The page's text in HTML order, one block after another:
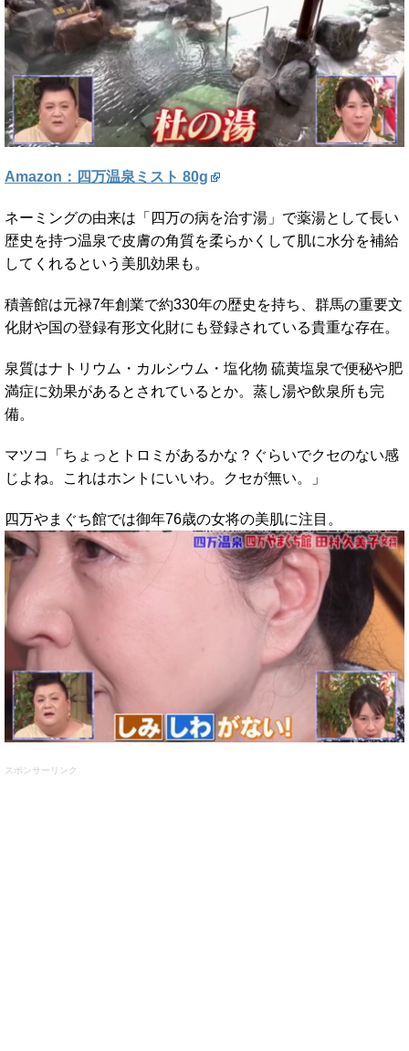
Amazon：四万温泉ミスト 80g
ネーミングの由来は「四万の病を治す湯」で薬湯として長い
歴史を持つ温泉で皮膚の角質を柔らかくして肌に水分を補給
してくれるという美肌効果も。
積善館は元禄7年創業で約330年の歴史を持ち、群馬の重要文
化財や国の登録有形文化財にも登録されている貴重な存在。
泉質はナトリウム・カルシウム・塩化物 硫黄塩泉で便秘や肥
満症に効果があるとされているとか。蒸し湯や飲泉所も完
備。
マツコ「ちょっとトロミがあるかな？ぐらいでクセのない感
じよね。これはホントにいいわ。クセが無い。」
四万やまぐち館では御年76歳の女将の美肌に注目。
スポンサーリンク